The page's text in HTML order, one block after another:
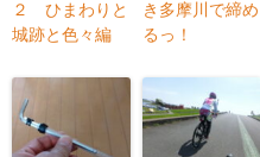
２ ひまわりと
城跡と色々編
き多摩川で締め
るっ！